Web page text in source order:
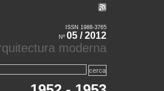
ISSN 1988-3765
Nº 05 / 2012
moderna